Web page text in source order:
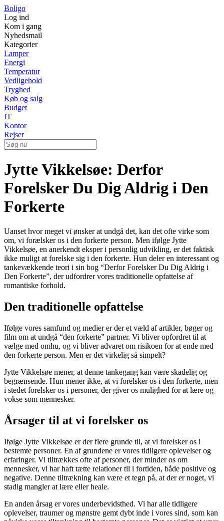
Boligo
Log ind
Kom i gang
Nyhedsmail
Kategorier
Lamper
Energi
Temperatur
Vedligehold
Tryghed
Køb og salg
Budget
IT
Kontor
Rejser
Jytte Vikkelsøe: Derfor
Forelsker Du Dig Aldrig i Den
Forkerte
Uanset hvor meget vi ønsker at undgå det, kan det ofte virke som
om, vi forælsker os i den forkerte person. Men ifølge Jytte
Vikkelsøe, en anerkendt eksper i personlig udvikling, er det faktisk
ikke muligt at forelske sig i den forkerte. Hun deler en interessant og
tankevækkende teori i sin bog “Derfor Forelsker Du Dig Aldrig i
Den Forkerte”, der udfordrer vores traditionelle opfattelse af
romantiske forhold.
Den traditionelle opfattelse
Ifølge vores samfund og medier er der et væld af artikler, bøger og
film om at undgå “den forkerte” partner. Vi bliver opfordret til at
vælge med omhu, og vi bliver advaret om risikoen for at ende med
den forkerte person. Men er det virkelig så simpelt?
Jytte Vikkelsøe mener, at denne tankegang kan være skadelig og
begrænsende. Hun mener ikke, at vi forelsker os i den forkerte, men
i stedet forelsker os i personer, der giver os mulighed for at lære og
vokse som mennesker.
Årsager til at vi forelsker os
Ifølge Jytte Vikkelsøe er der flere grunde til, at vi forelsker os i
bestemte personer. En af grundene er vores tidligere oplevelser og
erfaringer. Vi tiltrækkes ofte af personer, der minder os om
mennesker, vi har haft tætte relationer til i fortiden, både positive og
negative. Denne tiltrækning kan være et tegn på, at der er noget, vi
stadig mangler at lære eller heale.
En anden årsag er vores underbevidsthed. Vi har alle tidligere
oplevelser, traumer og mønstre gemt dybt inde i vores sind, som kan